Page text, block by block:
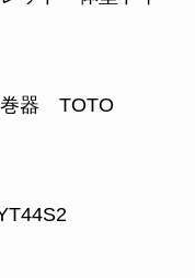
器 TOTO